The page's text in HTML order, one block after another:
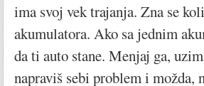
ima svoj vek trajanja. Zna se
akumulatora. Ako sa jednim
da ti auto stane. Menjaj ga,
napraviš sebi problem i možda,